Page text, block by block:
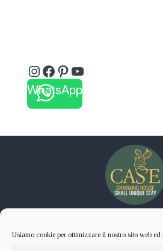
Usiamo cookie per ottimizzare il nostro sito web ed
Instagram
Facebook
Pinterest
YouTube
WhatsApp
Small Unique